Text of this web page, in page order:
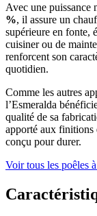
Avec une puissance
%, il assure un
supérieure en fonte,
cuisiner ou de
renforcent son
quotidien.
Comme les autres
l’Esmeralda
qualité de sa
apporté aux finitions
conçu pour durer.
Voir tous les poêles